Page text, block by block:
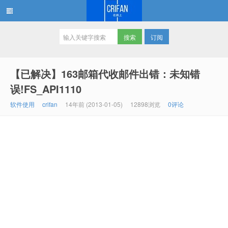
订阅
【已解决】163邮箱代收邮件出错：未知错
误!FS_API1110
软件使用 crifan 14年前 (2013-01-05) 12898浏览 0评论